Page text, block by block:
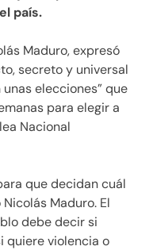
país.
Maduro, expresó
secreto y universal
elecciones” que
para elegir a
Nacional
que decidan cuál
Maduro. El
debe decir si
quiere violencia o